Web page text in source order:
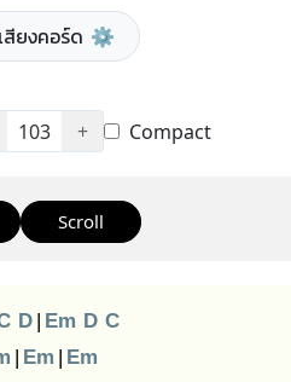
สียงคอร์ด ⚙️
103 + Compact
Scroll
D | Em D C
| Em | Em